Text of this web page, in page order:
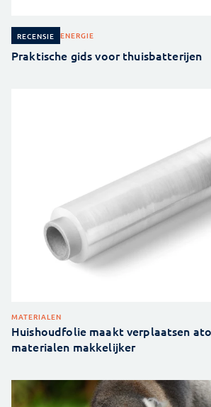
RECENSIE ENERGIE
Praktische gids voor thuisbatterijen
MATERIALEN
Huishoudfolie maakt verplaatsen
materialen makkelijker